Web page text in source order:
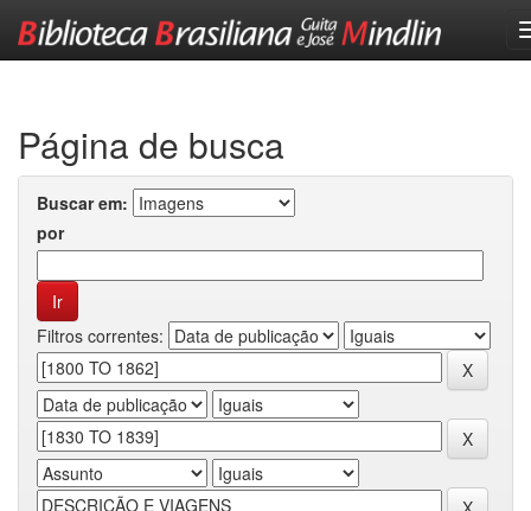
Página de busca
Buscar em:
por
Filtros correntes: